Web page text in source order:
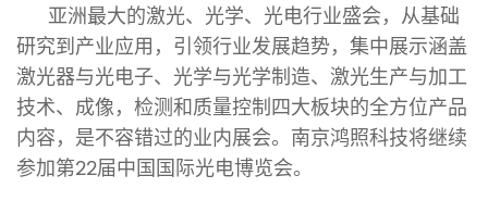
亚洲最大的激光、光学、光电行业盛会，从基础
研究到产业应用，引领行业发展趋势，集中展示涵盖
激光器与光电子、光学与光学制造、激光生产与加工
技术、成像，检测和质量控制四大板块的全方位产品
内容，是不容错过的业内展会。 南京鸿照科技将继续
参加第22届中国国际光电博览会。